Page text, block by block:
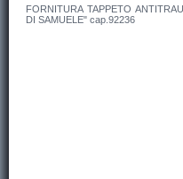
FORNITURA TAPPETO
DI SAMUELE" cap.92236